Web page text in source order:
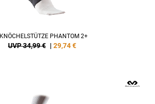
KNÖCHELSTÜTZE PHANTOM 2+
UVP 34,99 € | 29,74€